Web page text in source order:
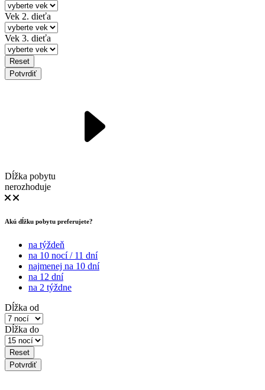
Vek 2. dieťa
Vek 3. dieťa
Reset
Potvrdiť
Dĺžka pobytu
nerozhoduje
Akú dĺžku pobytu preferujete?
na týždeň
na 10 nocí / 11 dní
najmenej na 10 dní
na 12 dní
na 2 týždne
Dĺžka od
Dĺžka do
Reset
Potvrdiť